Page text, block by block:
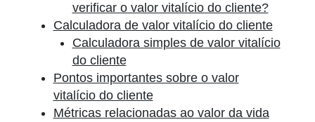
verificar o valor vitalício do cliente?
Calculadora de valor vitalício do cliente
Calculadora simples de valor vitalício
do cliente
Pontos importantes sobre o valor
vitalício do cliente
Métricas relacionadas ao valor da vida